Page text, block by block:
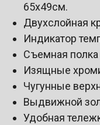
65х49см.
Двухслойная
Индикатор
Съемная
Изящные
Чугунные
Выдвижной
Удобная